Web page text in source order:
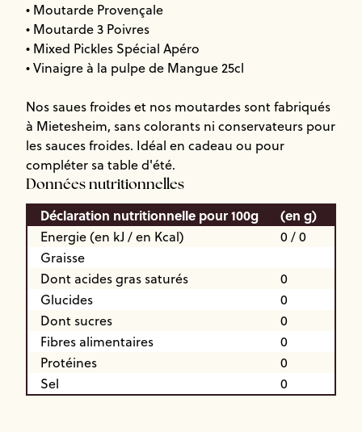
• Moutarde Provençale
• Moutarde 3 Poivres
• Mixed Pickles Spécial Apéro
• Vinaigre à la pulpe de Mangue 25cl
Nos saues froides et nos moutardes sont fabriqués
à Mietesheim, sans colorants ni conservateurs pour
les sauces froides. Idéal en cadeau ou pour
compléter sa table d'été.
Données nutritionnelles
Déclaration nutritionnelle pour 100g (en g)
Energie (en kJ / en Kcal)
0 / 0
Graisse
Dont acides gras saturés
0
Glucides
0
Dont sucres
0
Fibres alimentaires
0
Protéines
0
Sel
0